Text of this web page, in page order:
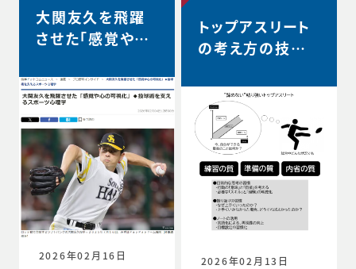
が決定しました。 ◆
第97回都市対抗野球
大会 本大会出場決定
動車硬式野球部HPよ
り） https://redcr
uisers.toyotatim
es-sports.toyot
a/news/team_ne
ws-1505
◆リーグワン2025-2
6 ディビジョン1 最終
順位5位のお知らせ
ズ公式HP） http
s://blackrams-to
kyo.com/news/in
formation/2025-2
026/20260525a.h
tml
大関友久を飛躍
させた「感覚や心
術を支えるスポー
ツ心理学【時事ド
ットコムニュー
ス】
2026年02月16日
トップアスリート
の考え方の技術
中、諦めずに粘り
強い選手は何を
考えているの
か？…
2026年02月13日